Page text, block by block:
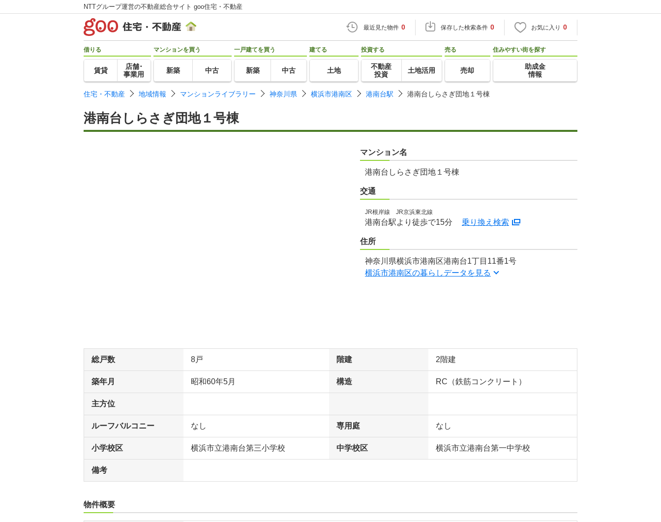
NTTグループ運営の不動産総合サイト goo住宅・不動産
最近見た物件 0 保存した検索条件 0 お気に入り 0
借りる
賃貸
店舗･
事業用
マンションを買う
新築 中古
一戸建てを買う
新築 中古
建てる
土地
投資する
不動産
投資
土地活用
売る
売却
住みやすい街を探す
助成金
情報
住宅・不動産 地域情報 マンションライブラリー 神奈川県 横浜市港南区 港南台駅 港南台しらさぎ団地１号棟
港南台しらさぎ団地１号棟
マンション名
港南台しらさぎ団地１号棟
交通
JR根岸線 JR京浜東北線
港南台駅より徒歩で15分 乗り換え検索
住所
神奈川県横浜市港南区港南台1丁目11番1号
横浜市港南区の暮らしデータを見る
総戸数 8戸 階建 2階建
築年月 昭和60年5月 構造 RC（鉄筋コンクリート）
主方位
ルーフバルコニー なし 専用庭 なし
小学校区 横浜市立港南台第三小学校 中学校区 横浜市立港南台第一中学校
備考
物件概要